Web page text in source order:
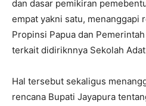
dan dasar pemikiran
empat yakni satu, menanggapi
Propinsi Papua dan
terkait didiriknnya Sekolah
Hal tersebut sekaligus
rencana Bupati Jayapura